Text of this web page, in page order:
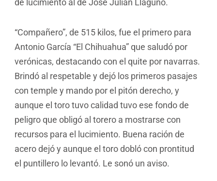
de lucimiento al de José Julián Llaguno.
“Compañero”, de 515 kilos, fue el primero para
Antonio García “El Chihuahua” que saludó por
verónicas, destacando con el quite por navarras.
Brindó al respetable y dejó los primeros pasajes
con temple y mando por el pitón derecho, y
aunque el toro tuvo calidad tuvo ese fondo de
peligro que obligó al torero a mostrarse con
recursos para el lucimiento. Buena ración de
acero dejó y aunque el toro dobló con prontitud
el puntillero lo levantó. Le sonó un aviso.